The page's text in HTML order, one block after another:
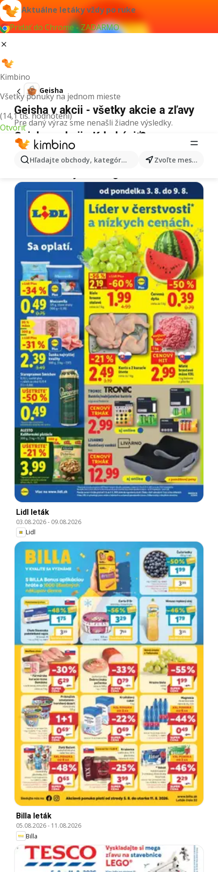
Aktuálne letáky vždy po ruke
Pridať do Chrome - ZADARMO
Kimbino
Všetky ponuky na jednom mieste
(14,1 tis. hodnotení)
Otvoriť
Hľadajte obchody, kategórie, produkty... Zvoľte mesto
Geisha
Geisha v akcii - všetky akcie a zľavy
Pre daný výraz sme nenašli žiadne výsledky.
Geisha v akcii - Kde kúpiť?
Lidl leták
03.08.2026- 09.08.2026
Lidl
Billa leták
05.08.2026- 11.08.2026
Billa